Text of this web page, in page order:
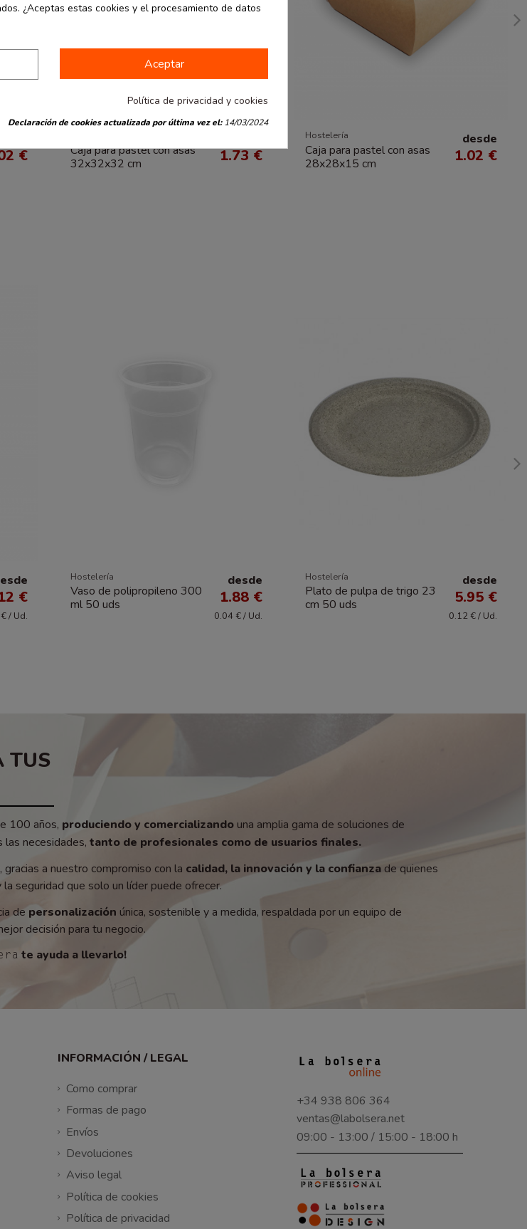
€
Caja para pastel con asas
32x32x32 cm
1.73 €
Hostelería
Caja para pastel con asas
28x28x15 cm
desde
1.02 €
€
/ Ud.
Hostelería
Vaso de polipropileno 300
ml 50 uds
desde
1.88 €
0.04 € / Ud.
Hostelería
Plato de pulpa de trigo 23
cm 50 uds
desde
5.95 €
0.12 € / Ud.
TUS
100 años, produciendo y comercializando una amplia gama de soluciones de
las necesidades, tanto de profesionales como de usuarios finales.
a nuestro compromiso con la calidad, la innovación y la confianzade quienes
seguridad que solo un líder puede ofrecer.
de personalización única, sostenible y a medida, respaldada por un equipo de
decisión para tu negocio.
te ayuda a llevarlo!
INFORMACIÓN / LEGAL
Como comprar
Formas de pago
Envíos
Devoluciones
Aviso legal
Política de cookies
Política de privacidad
+34 938 806 364
ventas@labolsera.net
09:00 - 13:00 / 15:00 - 18:00 h
¿Aceptas estas cookies y el procesamiento de datos
Aceptar
Política de privacidad y cookies
Declaración de cookies actualizada por última vez el:14/03/2024